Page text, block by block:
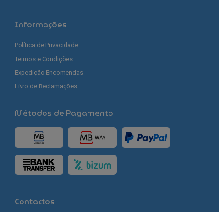
Informações
Política de Privacidade
Termos e Condições
Expedição Encomendas
Livro de Reclamações
Métodos de Pagamento
Contactos